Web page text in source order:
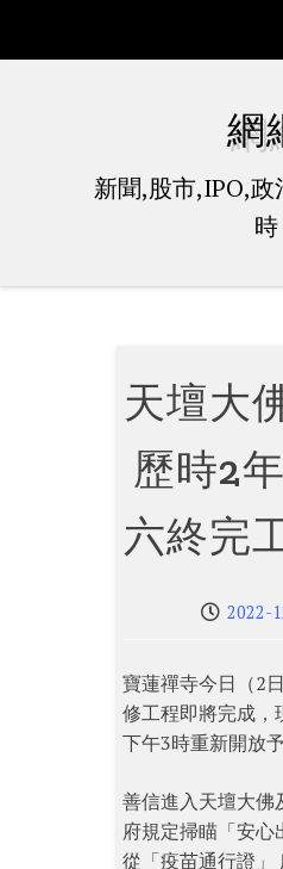
網
新聞,股市,IPO,
時
天壇大
歷時2
六終完
2022-
寶蓮禪寺今日（2
修工程即將完成，
下午3時重新開放
善信進入天壇大佛
府規定掃瞄「安心
從「疫苗通行證」